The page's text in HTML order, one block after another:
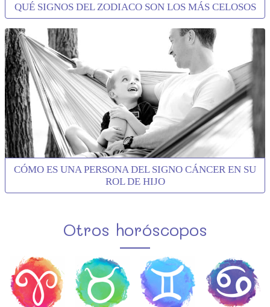
QUÉ SIGNOS DEL ZODIACO SON LOS MÁS CELOSOS
CÓMO ES UNA PERSONA DEL SIGNO CÁNCER EN SU
ROL DE HIJO
Otros horóscopos